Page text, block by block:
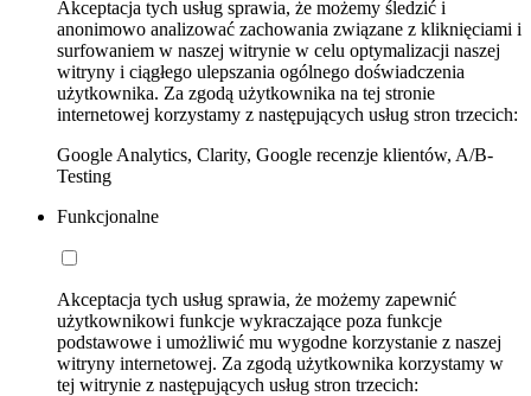
Akceptacja tych usług sprawia, że możemy śledzić i
anonimowo analizować zachowania związane z kliknięciami i
surfowaniem w naszej witrynie w celu optymalizacji naszej
witryny i ciągłego ulepszania ogólnego doświadczenia
użytkownika. Za zgodą użytkownika na tej stronie
internetowej korzystamy z następujących usług stron trzecich:
Google Analytics, Clarity, Google recenzje klientów, A/B-
Testing
Funkcjonalne
Akceptacja tych usług sprawia, że możemy zapewnić
użytkownikowi funkcje wykraczające poza funkcje
podstawowe i umożliwić mu wygodne korzystanie z naszej
witryny internetowej. Za zgodą użytkownika korzystamy w
tej witrynie z następujących usług stron trzecich: